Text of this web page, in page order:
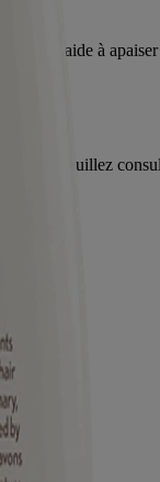
aide à
avoir. Veuillez